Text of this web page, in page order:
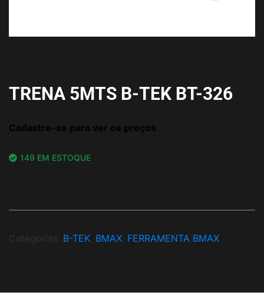
TRENA 5MTS B-TEK BT-326
Cadastre-se para ver os preços
149 EM ESTOQUE
Categorias: B-TEK BMAX FERRAMENTA BMAX